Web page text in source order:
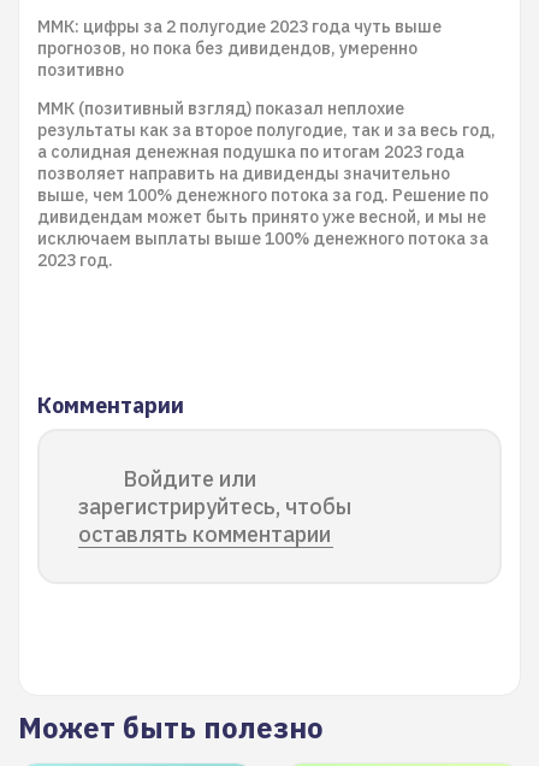
ММК: цифры за 2 полугодие 2023 года чуть выше
прогнозов, но пока без дивидендов, умеренно
позитивно
ММК (позитивный взгляд) показал неплохие
результаты как за второе полугодие, так и за весь год,
а солидная денежная подушка по итогам 2023 года
позволяет направить на дивиденды значительно
выше, чем 100% денежного потока за год. Решение по
дивидендам может быть принято уже весной, и мы не
исключаем выплаты выше 100% денежного потока за
2023 год.
Комментарии
Войдите или
зарегистрируйтесь, чтобы
оставлять комментарии
Может быть полезно